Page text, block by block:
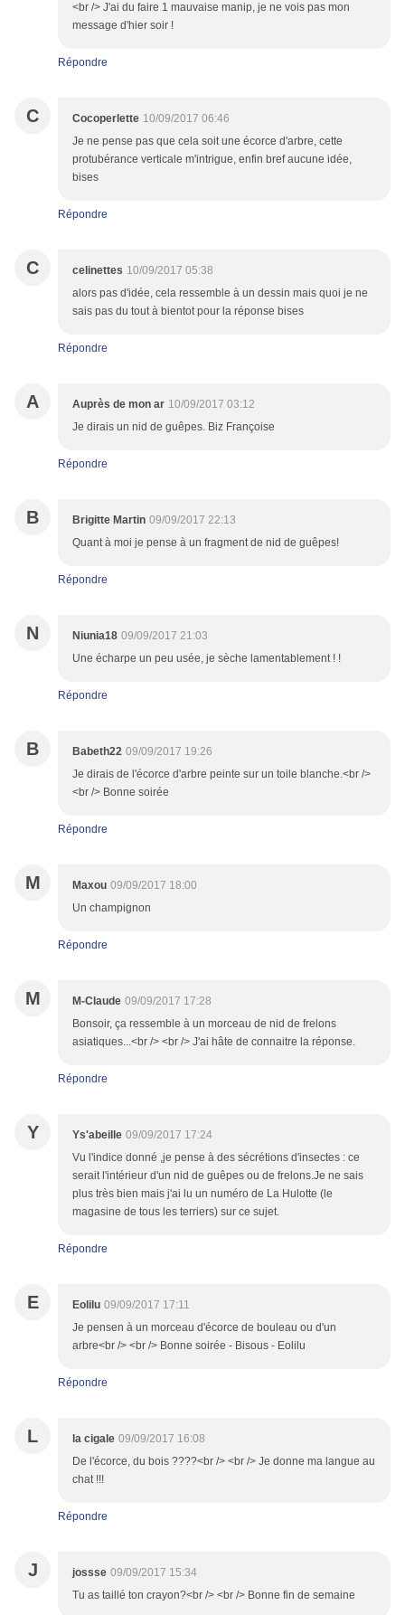
<br /> J'ai du faire 1 mauvaise manip, je ne vois pas mon
message d'hier soir !
Répondre
C Cocoperlette 10/09/2017 06:46
Je ne pense pas que cela soit une écorce d'arbre, cette
protubérance verticale m'intrigue, enfin bref aucune idée,
bises
Répondre
C celinettes 10/09/2017 05:38
alors pas d'idée, cela ressemble à un dessin mais quoi je ne
sais pas du tout à bientot pour la réponse bises
Répondre
A Auprès de mon ar 10/09/2017 03:12
Je dirais un nid de guêpes. Biz Françoise
Répondre
B Brigitte Martin 09/09/2017 22:13
Quant à moi je pense à un fragment de nid de guêpes!
Répondre
N Niunia18 09/09/2017 21:03
Une écharpe un peu usée, je sèche lamentablement ! !
Répondre
B Babeth22 09/09/2017 19:26
Je dirais de l'écorce d'arbre peinte sur un toile blanche.<br />
<br /> Bonne soirée
Répondre
M Maxou 09/09/2017 18:00
Un champignon
Répondre
M M-Claude 09/09/2017 17:28
Bonsoir, ça ressemble à un morceau de nid de frelons
asiatiques...<br /> <br /> J'ai hâte de connaitre la réponse.
Répondre
Y Ys'abeille 09/09/2017 17:24
Vu l'indice donné ,je pense à des sécrétions d'insectes : ce
serait l'intérieur d'un nid de guêpes ou de frelons.Je ne sais
plus très bien mais j'ai lu un numéro de La Hulotte (le
magasine de tous les terriers) sur ce sujet.
Répondre
E Eolilu 09/09/2017 17:11
Je pensen à un morceau d'écorce de bouleau ou d'un
arbre<br /> <br /> Bonne soirée - Bisous - Eolilu
Répondre
L la cigale 09/09/2017 16:08
De l'écorce, du bois ????<br /> <br /> Je donne ma langue au
chat !!!
Répondre
J jossse 09/09/2017 15:34
Tu as taillé ton crayon?<br /> <br /> Bonne fin de semaine